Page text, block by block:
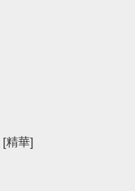
[精華]